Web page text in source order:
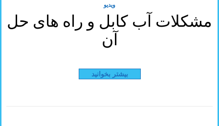
ویدیو
مشکلات آب کابل و راه های حل
آن
بیشتر بخوانید